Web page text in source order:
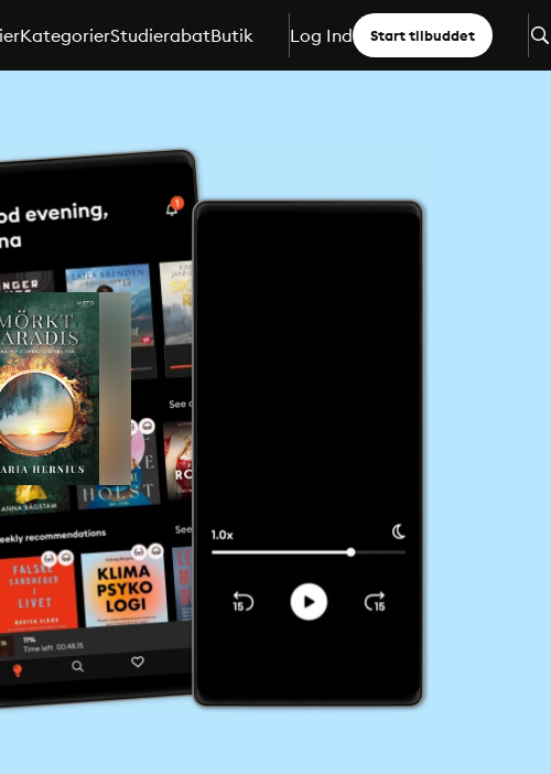
KategorierStudierabatButik Log Ind Start tilbuddet